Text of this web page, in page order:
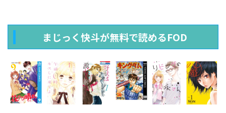
まじっく快斗が無料で読めるFOD